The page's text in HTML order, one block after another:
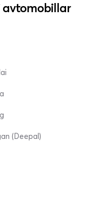
avtomobillar
(Deepal)